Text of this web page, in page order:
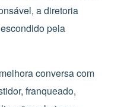
a diretoria
pela
conversa com
franqueado,